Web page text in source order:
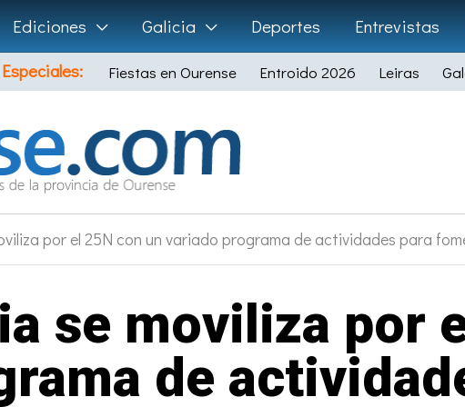
Ediciones Galicia Deportes Entrevistas
Especiales:
Fiestas en Ourense Entroido 2026 Leiras
por el 25N con un variado programa de actividades para
se moviliza por
de